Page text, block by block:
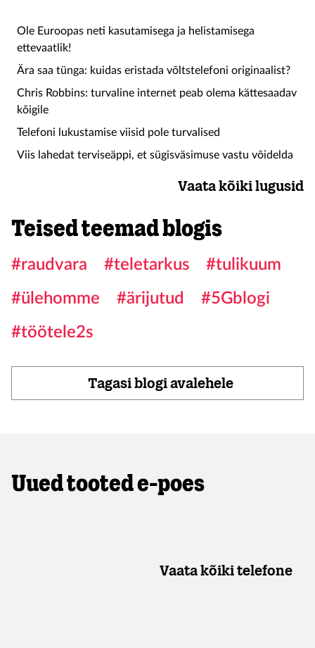
Ole Euroopas neti kasutamisega ja helistamisega
ettevaatlik!
Ära saa tünga: kuidas eristada võltstelefoni originaalist?
Chris Robbins: turvaline internet peab olema kättesaadav
kõigile
Telefoni lukustamise viisid pole turvalised
Viis lahedat terviseäppi, et sügisväsimuse vastu võidelda
Vaata kõiki lugusid
Teised teemad blogis
#raudvara #teletarkus
#tulikuum
#ülehomme
#ärijutud
#5Gblogi
#töötele2s
Tagasi blogi avalehele
Uued tooted e-poes
Vaata kõiki telefone